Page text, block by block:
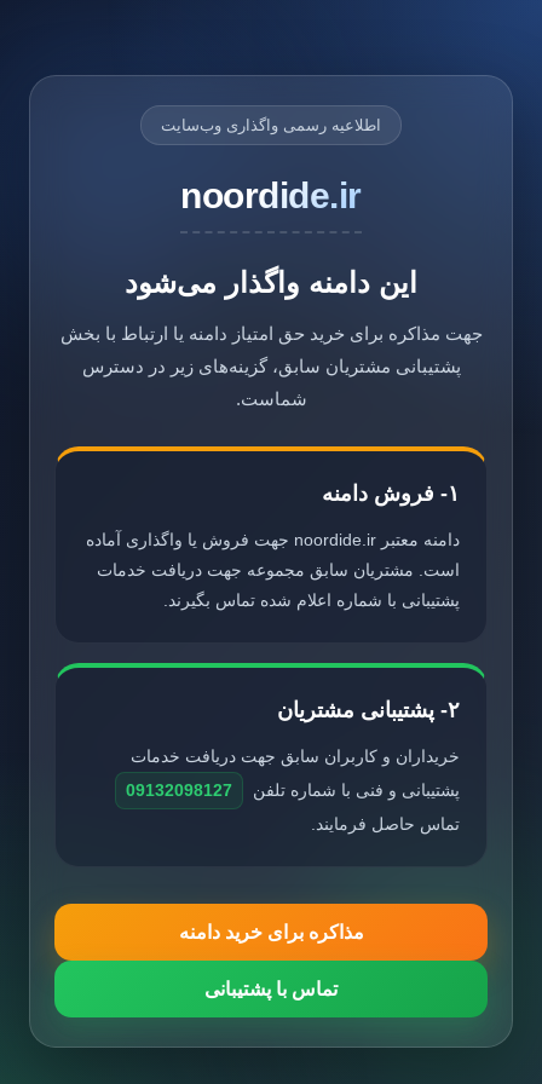
اطلاعیه رسمی واگذاری وب‌سایت
noordide.ir
این دامنه واگذار می‌شود
جهت مذاکره برای خرید حق امتیاز دامنه یا ارتباط با بخش
پشتیبانی مشتریان سابق، گزینه‌های زیر در دسترس
شماست.
دامنه معتبر noordide.ir جهت فروش یا واگذاری آماده
است. مشتریان سابق مجموعه جهت دریافت خدمات
پشتیبانی با شماره اعلام شده تماس بگیرند.
خریداران و کاربران سابق جهت دریافت خدمات
پشتیبانی و فنی با شماره تلفن
09132098127
تماس حاصل فرمایند.
مذاکره برای خرید دامنه
تماس با پشتیبانی